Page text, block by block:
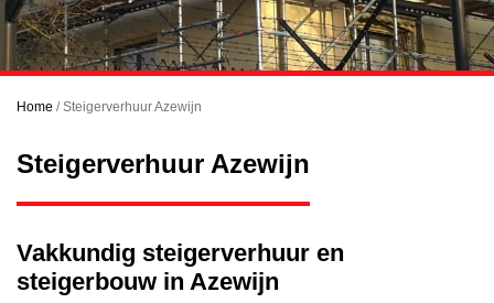
Onze steigers
Transport
Downloads
Contact
Home /Steigerverhuur Azewijn
Steigerverhuur Azewijn
Vakkundig steigerverhuur en
steigerbouw in Azewijn